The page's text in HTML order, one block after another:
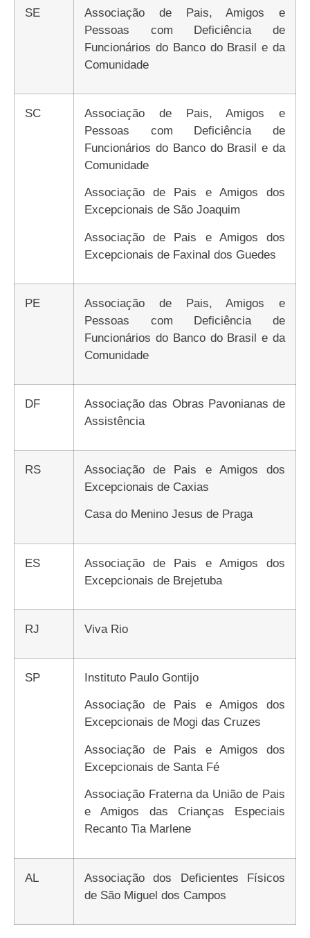
SE
Associação de Pais, Amigos e
Pessoas com Deficiência de
Funcionários do Banco do Brasil e da
Comunidade
SC
Associação de Pais, Amigos e
Pessoas com Deficiência de
Funcionários do Banco do Brasil e da
Comunidade
Associação de Pais e Amigos dos
Excepcionais de São Joaquim
Associação de Pais e Amigos dos
Excepcionais de Faxinal dos Guedes
PE
Associação de Pais, Amigos e
Pessoas com Deficiência de
Funcionários do Banco do Brasil e da
Comunidade
DF
Associação das Obras Pavonianas de
Assistência
RS
Associação de Pais e Amigos dos
Excepcionais de Caxias
Casa do Menino Jesus de Praga
ES
Associação de Pais e Amigos dos
Excepcionais de Brejetuba
RJ Viva Rio
SP
Instituto Paulo Gontijo
Associação de Pais e Amigos dos
Excepcionais de Mogi das Cruzes
Associação de Pais e Amigos dos
Excepcionais de Santa Fé
Associação Fraterna da União de Pais
e Amigos das Crianças Especiais
Recanto Tia Marlene
AL
Associação dos Deficientes Físicos
de São Miguel dos Campos